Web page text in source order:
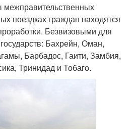
межправительственных
поездках граждан находятся
Безвизовыми для
Бахрейн, Оман,
Барбадос, Гаити, Замбия,
Тринидад и Тобаго.